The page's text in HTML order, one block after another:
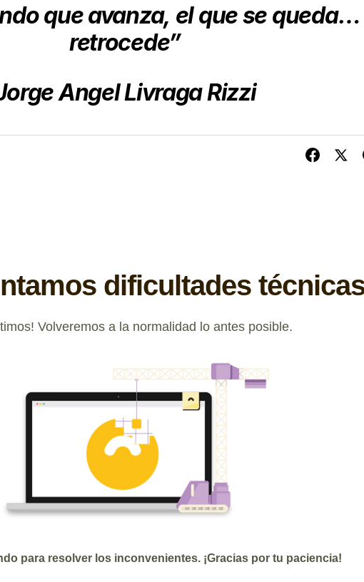
que avanza, el que se queda…
retrocede”
Angel Livraga Rizzi